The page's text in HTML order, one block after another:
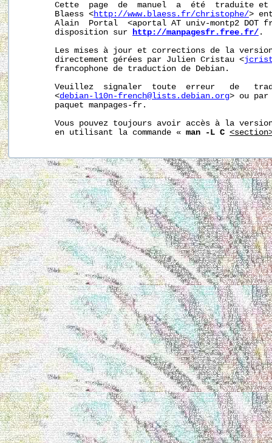
Cette  page  de  manuel  a  été  traduite
       Blaess <
http://www.blaess.fr/christophe/>
Alain  Portal  <aportal AT univ-montp2 DOT
       disposition sur
http://manpagesfr.free.fr/ .
Les mises à jour et corrections de la
       directement gérées par Julien Cristau <
       francophone de traduction de Debian.
Veuillez  signaler  toute  erreur   de
       <
debian-l10n-french@lists.debian.org> ou par
       paquet manpages-fr.
Vous pouvez toujours avoir accès à la
       en utilisant la commande «
man -L C